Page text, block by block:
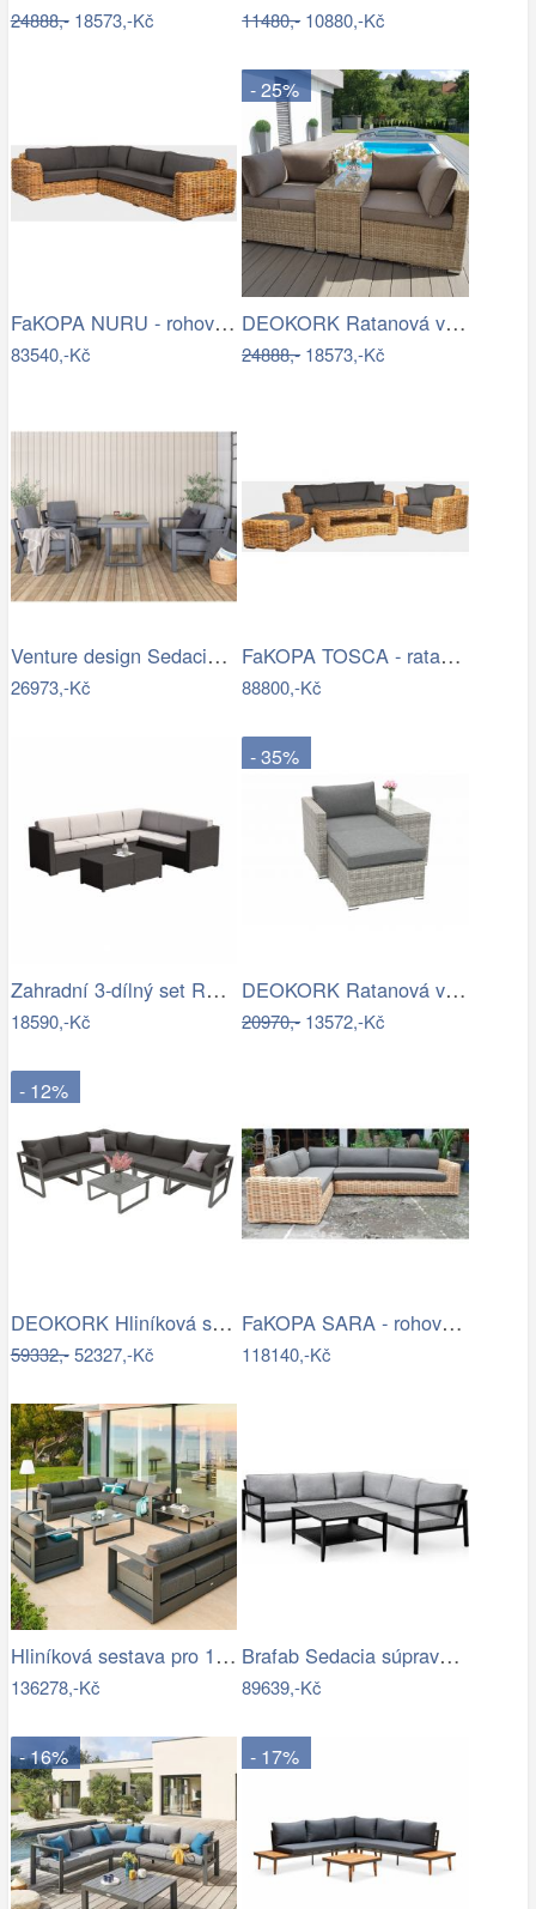
24888,-18573,-Kč 11480,-10880,-Kč
FaKOPA NURU - rohová sedačka Becky Mdum
83540,-Kč
- 25%
DEOKORK Ratanová variabilní sestava…
24888,-18573,-Kč
Venture design Sedacia súprava…
26973,-Kč
FaKOPA TOSCA - ratanová sestava Amy Mdum
88800,-Kč
Zahradní 3-dílný set RODEN Tempo Kondela
18590,-Kč
- 35%
DEOKORK Ratanová variabilní sestava…
20970,-13572,-Kč
- 12%
DEOKORK Hliníková sestava pro 6 osob…
59332,-52327,-Kč
FaKOPA SARA - rohová sedačka ze…
118140,-Kč
Hliníková sestava pro 10 osob MADRID …
136278,-Kč
Brafab Sedacia súprava BELFORT čierna -…
89639,-Kč
- 16% - 17%